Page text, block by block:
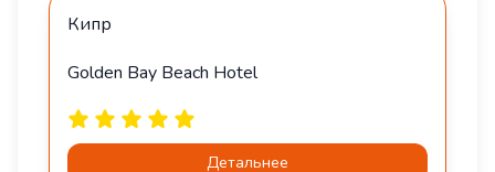
Кипр
Golden Bay Beach Hotel
Детальнее